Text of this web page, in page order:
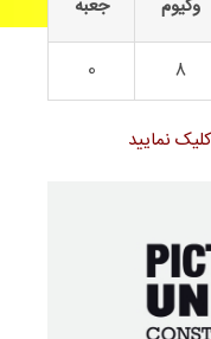
وکیوم جعبه
8
0
نمایید